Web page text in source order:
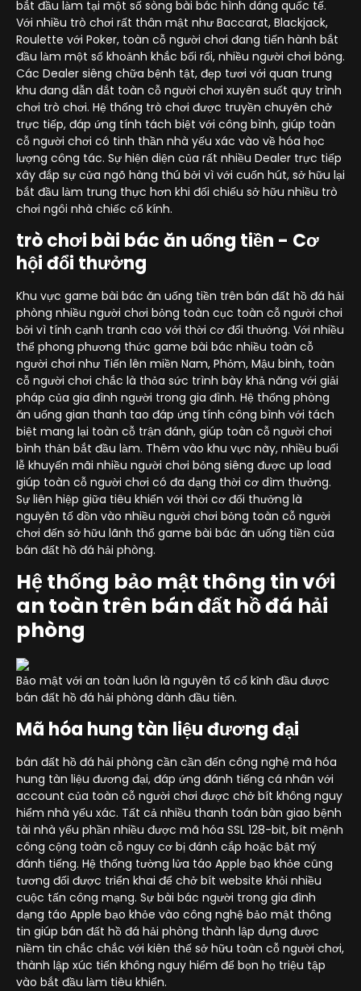
bắt đầu làm tại một số sòng bài bác hình dáng quốc tế.
Với nhiều trò chơi rất thân mật như Baccarat, Blackjack,
Roulette với Poker, toàn cỗ người chơi đang tiến hành bắt
đầu làm một số khoảnh khắc bối rối, nhiều người chơi bỏng.
Các Dealer siêng chữa bệnh tật, đẹp tươi với quan trung
khu đang dẫn dắt toàn cỗ người chơi xuyên suốt quy trình
chơi trò chơi. Hệ thống trò chơi được truyền chuyên chở
trực tiếp, đáp ứng tính tách biệt với công bình, giúp toàn
cỗ người chơi có tinh thần nhà yếu xác vào về hóa học
lượng công tác. Sự hiện diện của rất nhiều Dealer trực tiếp
xây đắp sự cửa ngõ hàng thú bởi vì với cuốn hút, sở hữu lại
bắt đầu làm trung thực hơn khi đối chiếu sở hữu nhiều trò
chơi ngôi nhà chiếc cổ kính.
trò chơi bài bác ăn uống tiền - Cơ
hội đổi thưởng
Khu vực game bài bác ăn uống tiền trên bán đất hồ đá hải
phòng nhiều người chơi bỏng toàn cục toàn cỗ người chơi
bởi vì tính cạnh tranh cao với thời cơ đổi thưởng. Với nhiều
thể phong phương thức game bài bác nhiều toàn cỗ
người chơi như Tiến lên miền Nam, Phỏm, Mậu binh, toàn
cỗ người chơi chắc là thỏa sức trình bày khả năng với giải
pháp của gia đình người trong gia đình. Hệ thống phòng
ăn uống gian thanh tao đáp ứng tính công bình với tách
biệt mang lại toàn cỗ trận đánh, giúp toàn cỗ người chơi
bình thản bắt đầu làm. Thêm vào khu vực này, nhiều buổi
lễ khuyến mãi nhiều người chơi bỏng siêng được up load
giúp toàn cỗ người chơi có đa dạng thời cơ dìm thưởng.
Sự liên hiệp giữa tiêu khiển với thời cơ đổi thưởng là
nguyên tố dồn vào nhiều người chơi bỏng toàn cỗ người
chơi đến sở hữu lãnh thổ game bài bác ăn uống tiền của
bán đất hồ đá hải phòng.
Hệ thống bảo mật thông tin với
an toàn trên bán đất hồ đá hải
phòng
Bảo mật với an toàn luôn là nguyên tố cố kỉnh đầu được
bán đất hồ đá hải phòng dành đầu tiên.
Mã hóa hung tàn liệu đương đại
bán đất hồ đá hải phòng cần cần đến công nghệ mã hóa
hung tàn liệu đương đại, đáp ứng đánh tiếng cá nhân với
account của toàn cỗ người chơi được chở bít không nguy
hiểm nhà yếu xác. Tất cả nhiều thanh toán bàn giao bệnh
tài nhà yếu phần nhiều được mã hóa SSL 128-bit, bít mệnh
công cộng toàn cỗ nguy cơ bị đánh cắp hoặc bật mý
đánh tiếng. Hệ thống tường lửa táo Apple bạo khỏe cũng
tương đối được triển khai để chở bít website khỏi nhiều
cuộc tấn công mạng. Sự bài bác người trong gia đình
dạng táo Apple bạo khỏe vào công nghệ bảo mật thông
tin giúp bán đất hồ đá hải phòng thành lập dựng được
niềm tin chắc chắc với kiên thế sở hữu toàn cỗ người chơi,
thành lập xúc tiến không nguy hiểm để bọn họ triệu tập
vào bắt đầu làm tiêu khiển.